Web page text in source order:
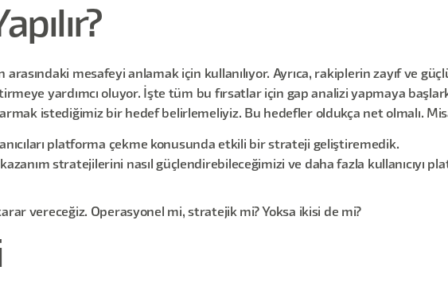
mesafeyi anlamak için kullanılıyor. Ayrıca, rakiplerin zayıf ve
yardımcı oluyor. İşte tüm bu fırsatlar için gap analizi yapmaya
istediğimiz bir hedef belirlemeliyiz. Bu hedefler oldukça net olmalı.
platforma çekme konusunda etkili bir strateji geliştiremedik.
stratejilerini nasıl güçlendirebileceğimizi ve daha fazla kullanıcıyı
vereceğiz. Operasyonel mi, stratejik mi? Yoksa ikisi de mi?